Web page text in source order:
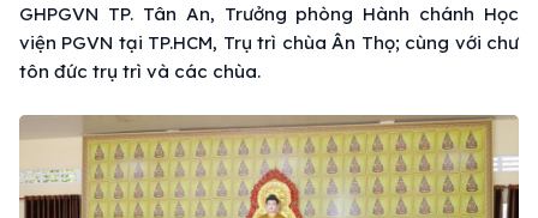
GHPGVN TP. Tân An, Trưởng phòng Hành chánh Học
viện PGVN tại TP.HCM, Trụ trì chùa Ân Thọ; cùng với chư
tôn đức trụ trì và các chùa.